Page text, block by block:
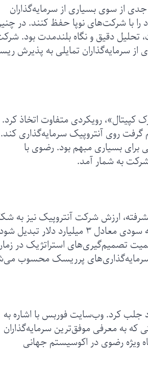
از سوی بسیاری از سرمایه‌گذاران
را با شرکت‌های نوپا حفظ کنند. در
تحلیل دقیق و نگاه بلندمدت بود.
از سرمایه‌گذاران تمایلی به پذیرش
رویکردی متفاوت اتخاذ کرد.
روی آنتروپیک سرمایه‌گذاری
بسیاری مبهم بود. رضوی با
ارزش شرکت آنتروپیک نیز به
چشمگیری افزایش یافت. این روند باعث شد سرمایه‌گذاری اولیه رضوی به سودی معادل ۳ میلیارد دلار
تصمیم‌گیری‌های استراتژیک در
سرمایه‌گذاری‌های پرریسک محسوب
جلب کرد. وب‌سایت فوربس با اشاره به
به معرفی موفق‌ترین سرمایه‌گذاران
ویژه رضوی در اکوسیستم جهانی